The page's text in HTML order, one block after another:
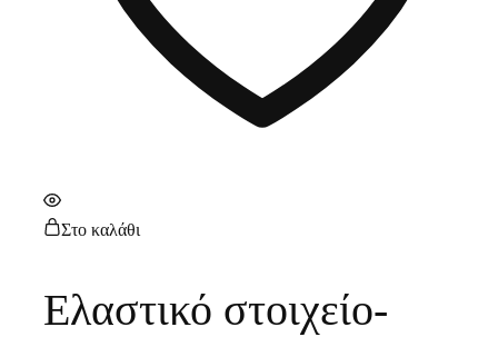
Στο καλάθι
Ελαστικό στοιχείο-